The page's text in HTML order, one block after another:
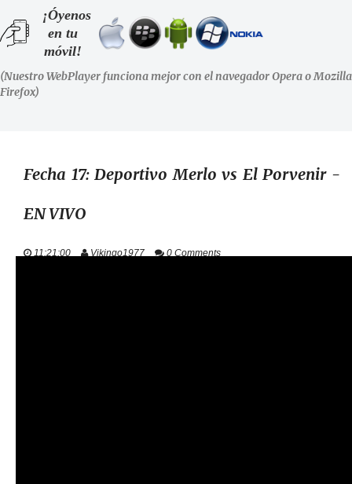
SHOWS
LA RADIO
STAFF
EVENTOS
+ INFO
¡Óyenos
en tu
móvil!
(Nuestro WebPlayer funciona mejor con el navegador Opera o Mozilla
Firefox)
Fecha 17: Deportivo Merlo vs El Porvenir -
EN VIVO
11:21:00 Vikingo1977 0 Comments